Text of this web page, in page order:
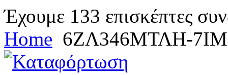
Έχουμε 133 επισκέπτες
Home 6ΖΛ346ΜΤΛΗ-7ΙΜ